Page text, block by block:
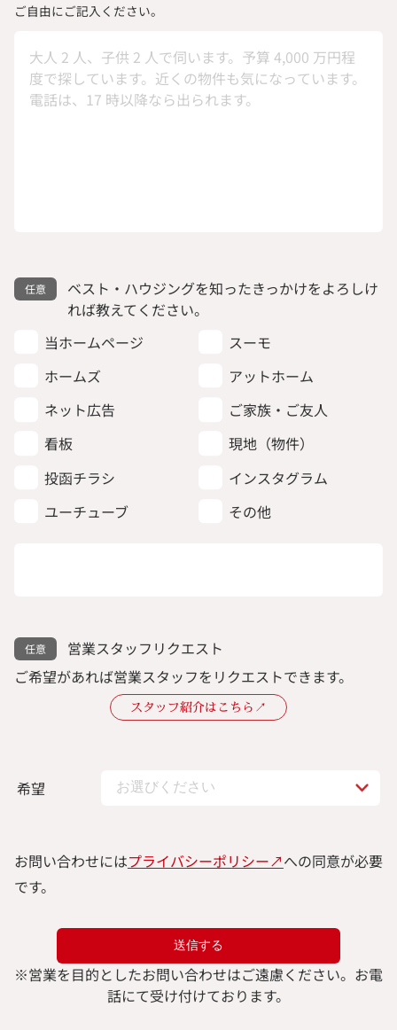
ご自由にご記入ください。
ベスト・ハウジングを知ったきっかけをよろしけ
れば教えてください。
当ホームページ
スーモ
ホームズ
アットホーム
ネット広告
ご家族・ご友人
看板
現地（物件）
投函チラシ
インスタグラム
ユーチューブ
その他
営業スタッフリクエスト
ご希望があれば営業スタッフをリクエストできます。
スタッフ紹介はこちら↗︎
希望
お問い合わせにはプライバシーポリシー↗︎への同意が必要
です。
※営業を目的としたお問い合わせはご遠慮ください。 お電
話にて受け付けております。